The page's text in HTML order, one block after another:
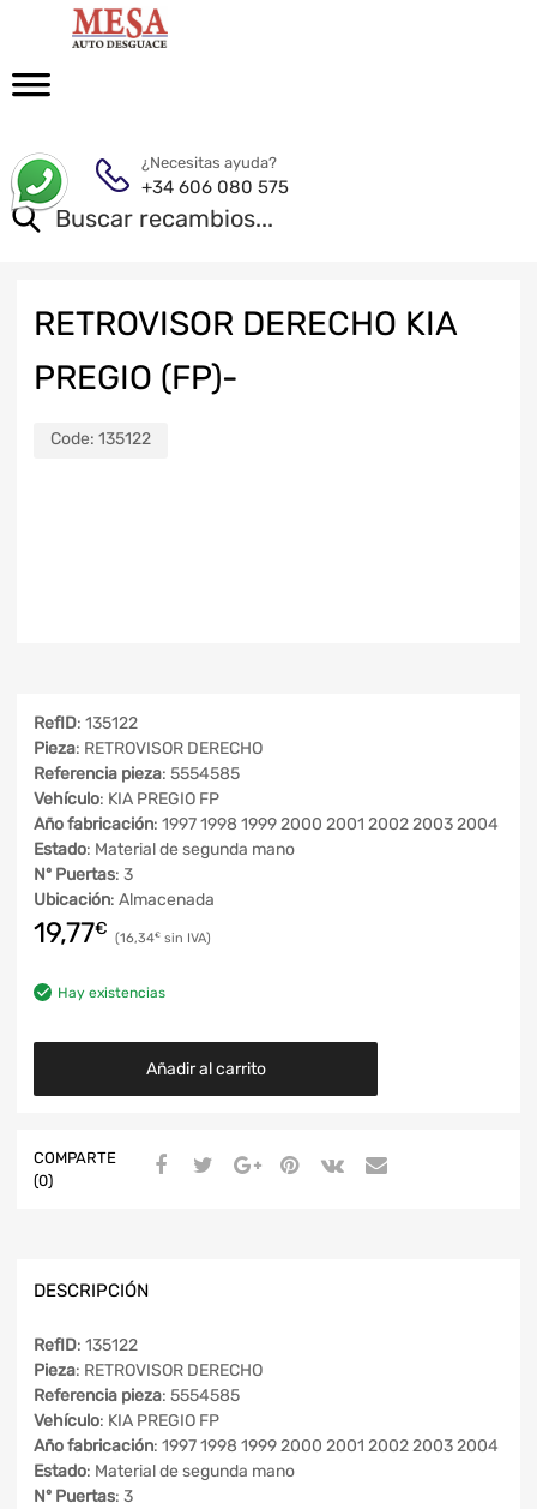
¿Necesitas ayuda?
+34 606 080 575
RETROVISOR DERECHO KIA
PREGIO (FP)-
Code: 135122
RefID: 135122
Pieza: RETROVISOR DERECHO
Referencia pieza: 5554585
Vehículo: KIA PREGIO FP
Año fabricación: 1997 1998 1999 2000 2001 2002 2003 2004
Estado: Material de segunda mano
Nº Puertas: 3
Ubicación: Almacenada
19,77€ 16,34€
Hay existencias
Añadir al carrito
COMPARTE
(0)
DESCRIPCIÓN
RefID: 135122
Pieza: RETROVISOR DERECHO
Referencia pieza: 5554585
Vehículo: KIA PREGIO FP
Año fabricación: 1997 1998 1999 2000 2001 2002 2003 2004
Estado: Material de segunda mano
Nº Puertas: 3